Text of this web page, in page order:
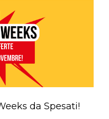
da Spesati!